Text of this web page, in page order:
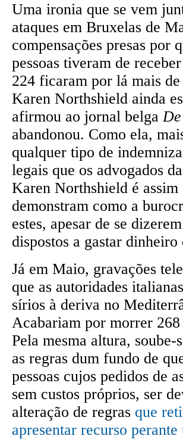
Uma ironia que se vem
ataques em Bruxelas de
compensações presas por
pessoas tiveram de
224 ficaram por lá mais
Karen Northshield ainda
afirmou ao jornal belga
abandonou. Como ela,
qualquer tipo de
legais que os advogados
Karen Northshield é assim
demonstram como a
estes, apesar de se
dispostos a gastar dinheiro
Já em Maio, gravações
que as autoridades
sírios à deriva no
Acabariam por morrer
Pela mesma altura,
as regras dum fundo de
pessoas cujos pedidos de
sem custos próprios, ser
alteração de regras que
apresentar recurso